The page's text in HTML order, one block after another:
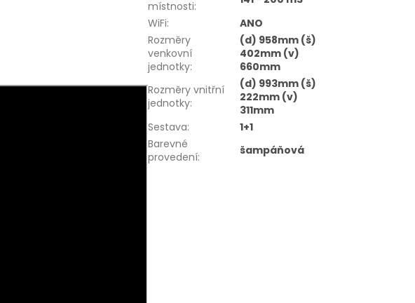
místnosti:
WiFi:
ANO
Rozměry
venkovní
jednotky:
(d) 958mm (š)
402mm (v)
660mm
Rozměry vnitřní
jednotky:
(d) 993mm (š)
222mm (v)
311mm
Sestava:
1+1
Barevné
provedení: šampáňová